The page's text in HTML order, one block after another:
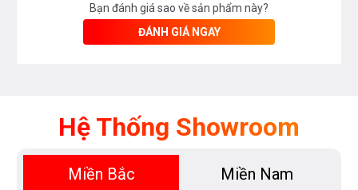
Bạn đánh giá sao về sản phẩm này?
ĐÁNH GIÁ NGAY
Hệ Thống Showroom
Miền Bắc Miền Nam